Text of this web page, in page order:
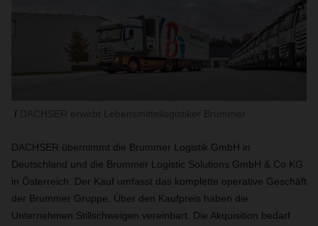
DACHSER übernimmt die Brummer Logistik GmbH in
Deutschland und die Brummer Logistic Solutions GmbH & Co KG
in Österreich. Der Kauf umfasst das komplette operative Geschäft
der Brummer Gruppe. Über den Kaufpreis haben die
Unternehmen Stillschweigen vereinbart. Die Akquisition bedarf